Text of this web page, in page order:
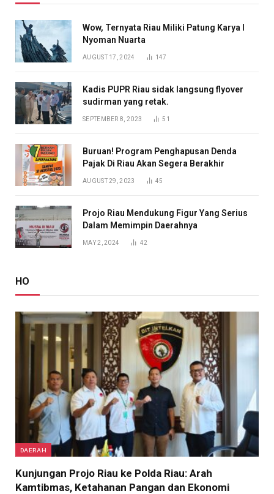
Wow, Ternyata Riau Miliki Patung Karya I
Nyoman Nuarta
AUGUST 17, 2024 147
Kadis PUPR Riau sidak langsung flyover
sudirman yang retak.
SEPTEMBER 8, 2023 51
Buruan! Program Penghapusan Denda
Pajak Di Riau Akan Segera Berakhir
AUGUST 29, 2023 45
Projo Riau Mendukung Figur Yang Serius
Dalam Memimpin Daerahnya
MAY 2, 2024 42
HO
DAERAH
Kunjungan Projo Riau ke Polda Riau: Arah
Kamtibmas, Ketahanan Pangan dan Ekonomi